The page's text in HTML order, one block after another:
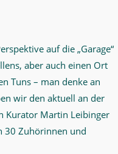
auf die „Garage“
aber auch einen Ort
Tuns – man denke an
wir den aktuell an der
Kurator Martin Leibinger
30 Zuhörinnen und